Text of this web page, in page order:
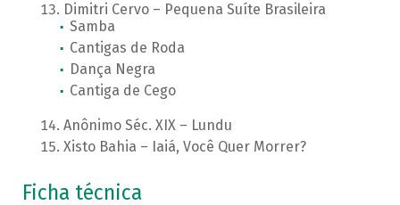
Dimitri Cervo – Pequena Suíte Brasileira
Samba
Cantigas de Roda
Dança Negra
Cantiga de Cego
Anônimo Séc. XIX – Lundu
Xisto Bahia – Iaiá, Você Quer Morrer?
Ficha técnica